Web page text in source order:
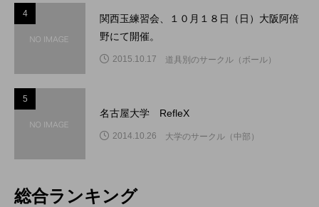
4
関西玉練習会、１０月１８日（日）大阪阿倍
野にて開催。
2015.10.17 道具別のサークル（ボール）
5
名古屋大学 RefleX
2014.10.26 大学のサークル（中部）
総合ランキング